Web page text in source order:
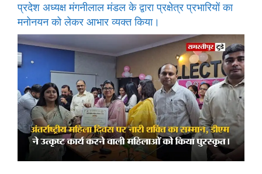
प्रदेश अध्यक्ष मंगनीलाल मंडल के द्वारा प्रक्षेत्र प्रभारियों का
मनोनयन को लेकर आभार व्यक्त किया।